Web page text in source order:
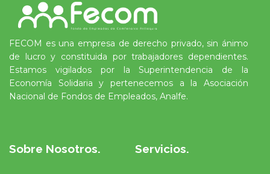
FECOM es una empresa de derecho privado, sin ánimo
de lucro y constituida por trabajadores dependientes.
Estamos vigilados por la Superintendencia de la
Economía Solidaria y pertenecemos a la Asociación
Nacional de Fondos de Empleados, Analfe.
Sobre Nosotros. Servicios.